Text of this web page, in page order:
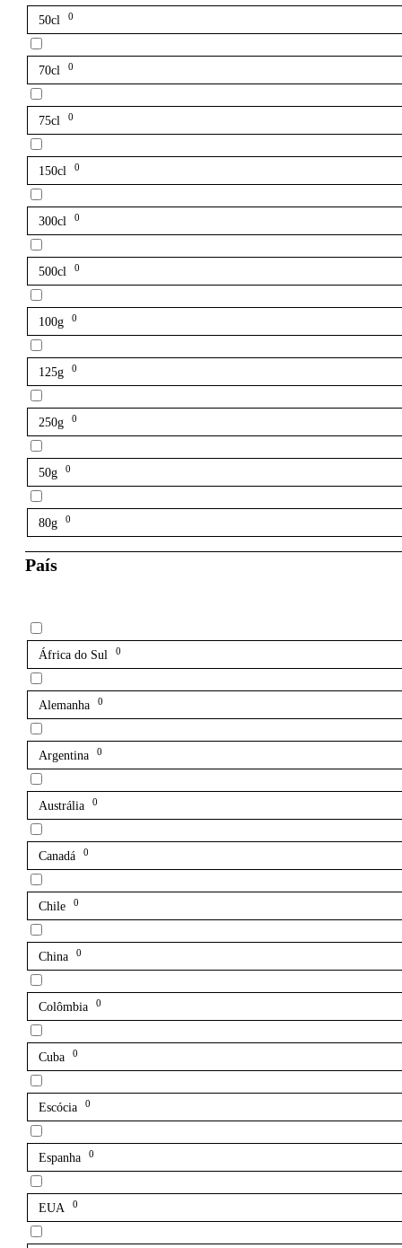
50cl 0
70cl 0
75cl 0
150cl 0
300cl 0
500cl 0
100g 0
125g 0
250g 0
50g 0
80g 0
País
África do Sul 0
Alemanha 0
Argentina 0
Austrália 0
Canadá 0
Chile 0
China 0
Colômbia 0
Cuba 0
Escócia 0
Espanha 0
EUA 0